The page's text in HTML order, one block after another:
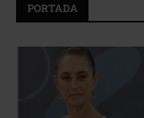
PORTADA